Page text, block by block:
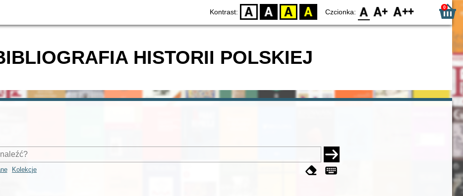
Kontrast: D BW YB BY Czcionka: F0 F1 F2 0
HISTORII POLSKIEJ
Kolekcje